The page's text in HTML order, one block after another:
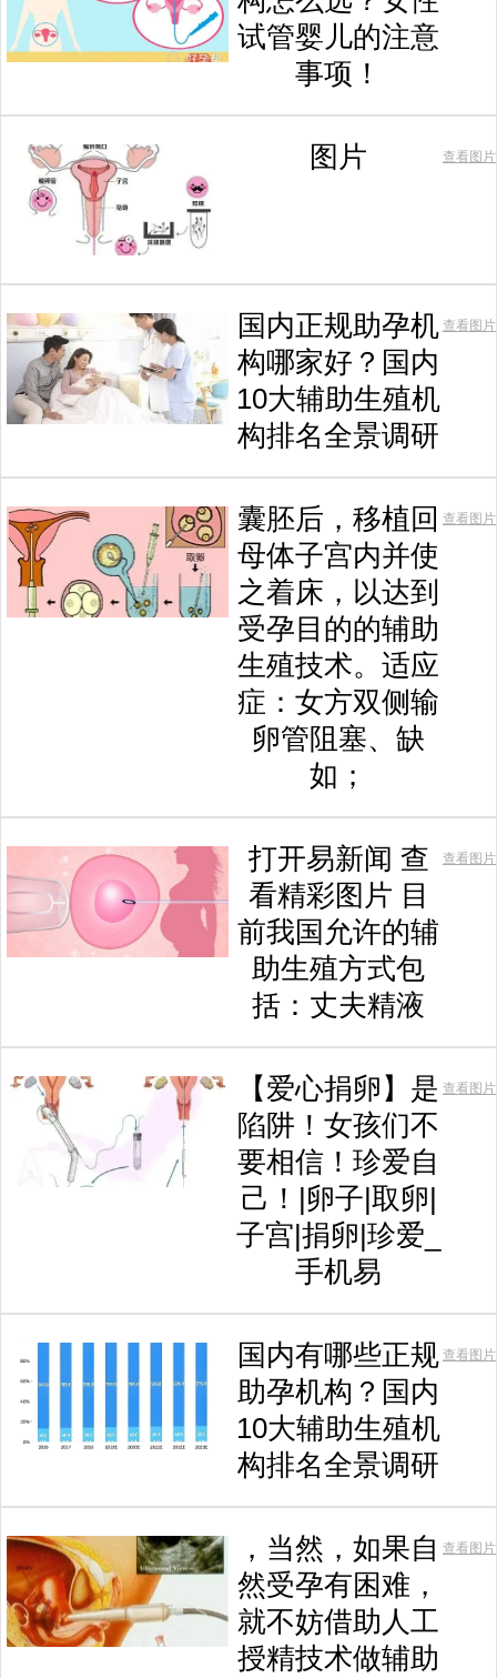
试管婴儿的注意
事项！
图片 查看图片
国内正规助孕机
构哪家好？国内
10大辅助生殖机
构排名全景调研
查看图片
囊胚后，移植回
母体子宫内并使
之着床，以达到
受孕目的的辅助
生殖技术。适应
症：女方双侧输
卵管阻塞、缺
如；
查看图片
打开易新闻 查
看精彩图片 目
前我国允许的辅
助生殖方式包
括：丈夫精液
查看图片
【爱心捐卵】是
陷阱！女孩们不
要相信！珍爱自
己！|卵子|取卵|
子宫|捐卵|珍爱_
手机易
查看图片
国内有哪些正规
助孕机构？国内
10大辅助生殖机
构排名全景调研
查看图片
，当然，如果自
然受孕有困难，
就不妨借助人工
授精技术做辅助
查看图片